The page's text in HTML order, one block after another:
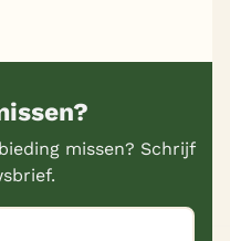
missen? Schrijf